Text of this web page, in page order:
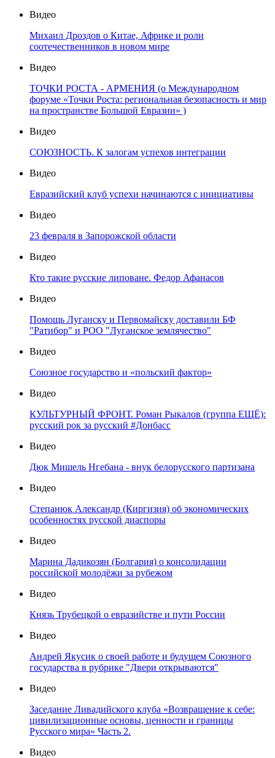
Видео
Михаил Дроздов о Китае, Африке и роли
соотечественников в новом мире
Видео
ТОЧКИ РОСТА - АРМЕНИЯ (о Международном
форуме «Точки Роста: региональная безопасность и мир
на пространстве Большой Евразии» )
Видео
СОЮЗНОСТЬ. К залогам успехов интеграции
Видео
Евразийский клуб успехи начинаются с инициативы
Видео
23 февраля в Запорожской области
Видео
Кто такие русские липоване. Федор Афанасов
Видео
Помощь Луганску и Первомайску доставили БФ
"Ратибор" и РОО "Луганское землячество"
Видео
Союзное государство и «польский фактор»
Видео
КУЛЬТУРНЫЙ ФРОНТ. Роман Рыкалов (группа ЕЩЁ):
русский рок за русский #Донбасс
Видео
Дюк Мишель Нгебана - внук белорусского партизана
Видео
Степанюк Александр (Киргизия) об экономических
особенностях русской диаспоры
Видео
Марина Дадикозян (Болгария) о консолидации
российской молодёжи за рубежом
Видео
Князь Трубецкой о евразийстве и пути России
Видео
Андрей Якусик о своей работе и будущем Союзного
государства в рубрике "Двери открываются"
Видео
Заседание Ливадийского клуба «Возвращение к себе:
цивилизационные основы, ценности и границы
Русского мира» Часть 2.
Видео